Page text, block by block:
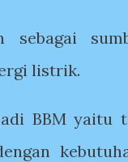
sebagai
listrik.
BBM yaitu